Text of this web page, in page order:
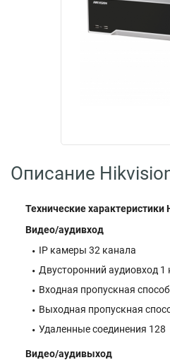
Описание
Технические
Видео/аудивход
IP камеры 32 канала
Двусторонний аудиовход 1
Входная пропускная
Выходная пропускная
Удаленные соединения 128
Видео/аудивыход